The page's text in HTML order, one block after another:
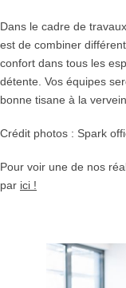
Dans le cadre de
est de combiner
confort dans tous les
détente. Vos équipes
bonne tisane à la
Crédit photos : Spark
Pour voir une de nos
par ici !